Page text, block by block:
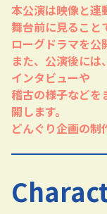
本公演は映像と連
舞台前に見ること
ローグドラマを公
また、公演後に
インタビューや
稽古の様子などを
開します。
どんぐり企画の制